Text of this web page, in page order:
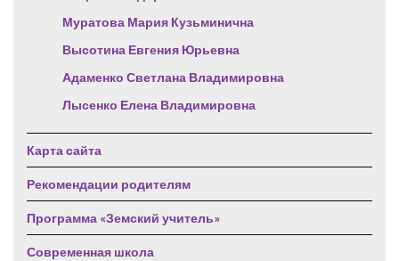
Муратова Мария Кузьминична
Высотина Евгения Юрьевна
Адаменко Светлана Владимировна
Лысенко Елена Владимировна
Карта сайта
Рекомендации родителям
Программа «Земский учитель»
Современная школа